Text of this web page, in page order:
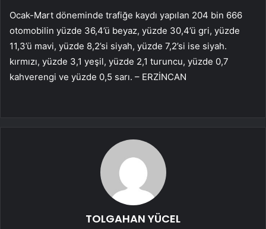
Ocak-Mart döneminde trafiğe kaydı yapılan 204 bin 666
otomobilin yüzde 36,4’ü beyaz, yüzde 30,4’ü gri, yüzde
11,3’ü mavi, yüzde 8,2’si siyah, yüzde 7,2’si ise siyah.
kırmızı, yüzde 3,1 yeşil, yüzde 2,1 turuncu, yüzde 0,7
kahverengi ve yüzde 0,5 sarı. – ERZİNCAN
TOLGAHAN YÜCEL